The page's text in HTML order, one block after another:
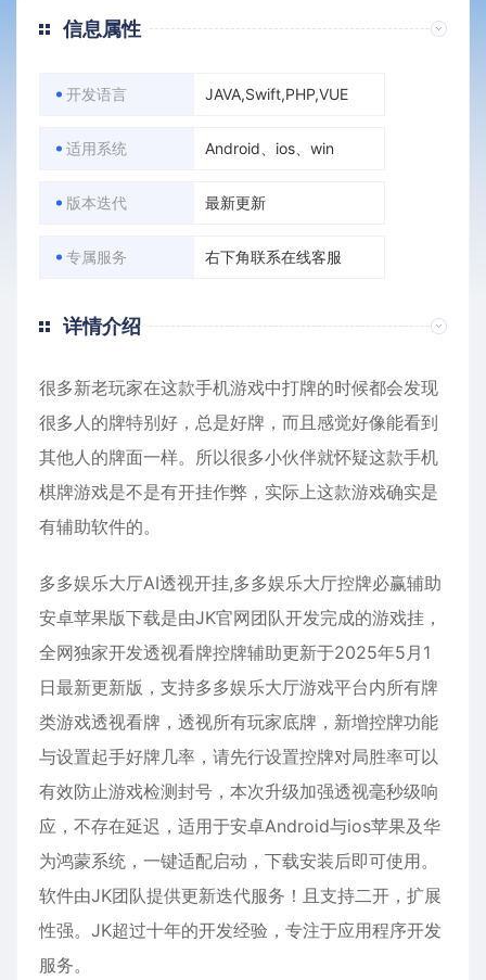
信息属性
开发语言 JAVA,Swift,PHP,VUE
适用系统 Android、ios、win
版本迭代 最新更新
专属服务 右下角联系在线客服
详情介绍
很多新老玩家在这款手机游戏中打牌的时候都会发现
很多人的牌特别好，总是好牌，而且感觉好像能看到
其他人的牌面一样。所以很多小伙伴就怀疑这款手机
棋牌游戏是不是有开挂作弊，实际上这款游戏确实是
有辅助软件的。
多多娱乐大厅AI透视开挂,多多娱乐大厅控牌必赢辅助
安卓苹果版下载是由JK官网团队开发完成的游戏挂，
全网独家开发透视看牌控牌辅助更新于2025年5月1
日最新更新版，支持多多娱乐大厅游戏平台内所有牌
类游戏透视看牌，透视所有玩家底牌，新增控牌功能
与设置起手好牌几率，请先行设置控牌对局胜率可以
有效防止游戏检测封号，本次升级加强透视毫秒级响
应，不存在延迟，适用于安卓Android与ios苹果及华
为鸿蒙系统，一键适配启动，下载安装后即可使用。
软件由JK团队提供更新迭代服务！且支持二开，扩展
性强。JK超过十年的开发经验，专注于应用程序开发
服务。